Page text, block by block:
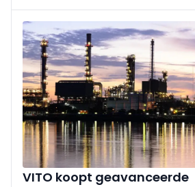
VITO koopt geavanceerde